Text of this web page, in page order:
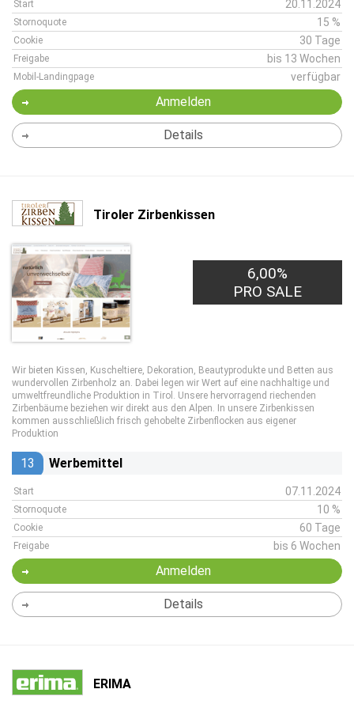
Start 20.11.2024
Stornoquote 15 %
Cookie 30 Tage
Freigabe bis 13 Wochen
Mobil-Landingpage verfügbar
Anmelden
Details
Tiroler Zirbenkissen
6,00%
PRO SALE
Wir bieten Kissen, Kuscheltiere, Dekoration, Beautyprodukte und Betten aus
wundervollen Zirbenholz an. Dabei legen wir Wert auf eine nachhaltige und
umweltfreundliche Produktion in Tirol. Unsere hervorragend riechenden
Zirbenbäume beziehen wir direkt aus den Alpen. In unsere Zirbenkissen
kommen ausschließlich frisch gehobelte Zirbenflocken aus eigener
Produktion
13 Werbemittel
Start 07.11.2024
Stornoquote 10 %
Cookie 60 Tage
Freigabe bis 6 Wochen
Anmelden
Details
ERIMA